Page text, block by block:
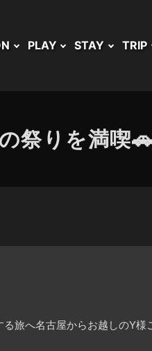
PLAY STAY TRIP
祭りを満喫🚗
旅へ名古屋からお越しのY様